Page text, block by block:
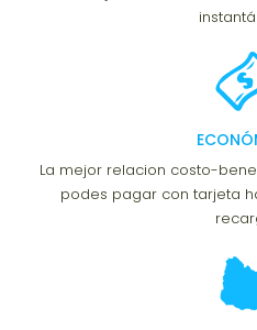
La mejor relacion costo-
podes pagar con tarjeta